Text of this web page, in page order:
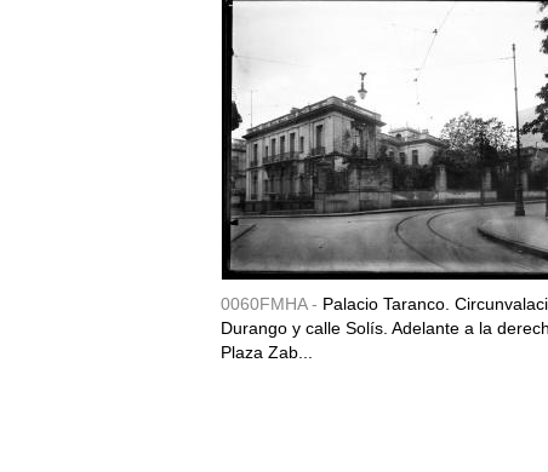
0060FMHA - Palacio Taranco.
Durango y calle Solís. Adelante a la
Plaza Zab...